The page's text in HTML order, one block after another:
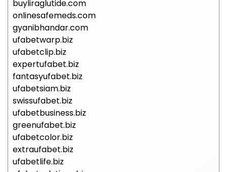
buyliraglutide.com
onlinesafemeds.com
gyanibhandar.com
ufabetwarp.biz
ufabetclip.biz
expertufabet.biz
fantasyufabet.biz
ufabetsiam.biz
swissufabet.biz
ufabetbusiness.biz
greenufabet.biz
ufabetcolor.biz
extraufabet.biz
ufabetlife.biz